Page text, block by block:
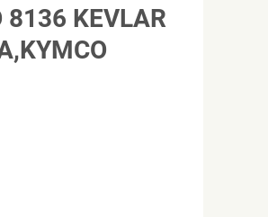
8136 KEVLAR